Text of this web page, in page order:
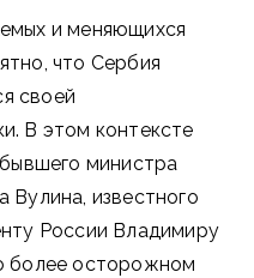
и меняющихся
что Сербия
своей
В этом контексте
министра
Вулина, известного
России Владимиру
более осторожном